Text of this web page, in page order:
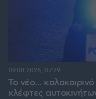
Το νέο...
κλέφτες
09.08.2026, 07:29